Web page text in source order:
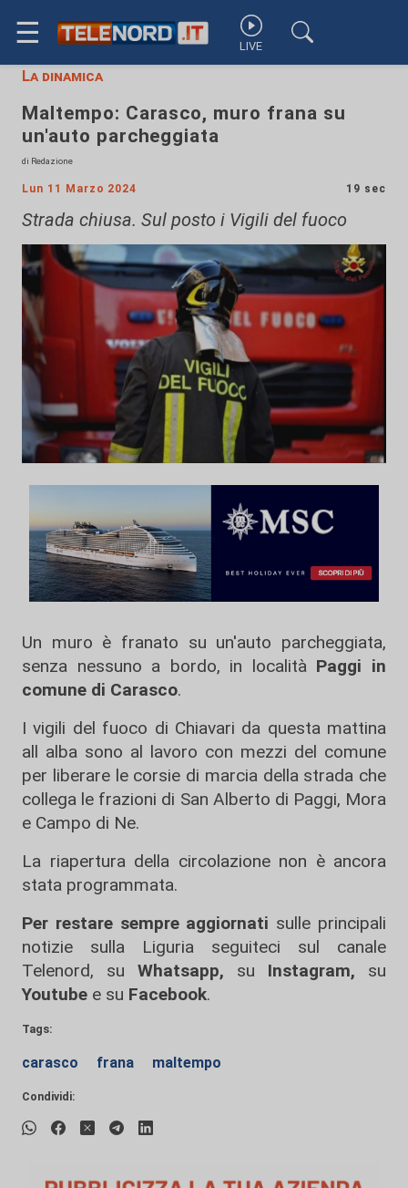
☰ LIVE
La dinamica
Maltempo: Carasco, muro frana su
un'auto parcheggiata
di Redazione
Lun 11 Marzo 2024 19 sec
Strada chiusa. Sul posto i Vigili del fuoco
Un muro è franato su un'auto parcheggiata,
senza nessuno a bordo, in località Paggi in
comune di Carasco.
I vigili del fuoco di Chiavari da questa mattina
all alba sono al lavoro con mezzi del comune
per liberare le corsie di marcia della strada che
collega le frazioni di San Alberto di Paggi, Mora
e Campo di Ne.
La riapertura della circolazione non è ancora
stata programmata.
Per restare sempre aggiornati sulle principali
notizie sulla Liguria seguiteci sul canale
Telenord, su
Whatsapp, su Instagram, su
Youtube e su Facebook.
Tags:
carasco frana maltempo
Condividi: